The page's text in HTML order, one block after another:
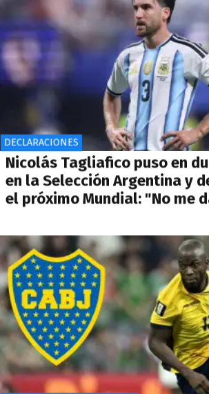
DECLARACIONES
Nicolás Tagliafico puso en
en la Selección Argentina y
el próximo Mundial: "No me